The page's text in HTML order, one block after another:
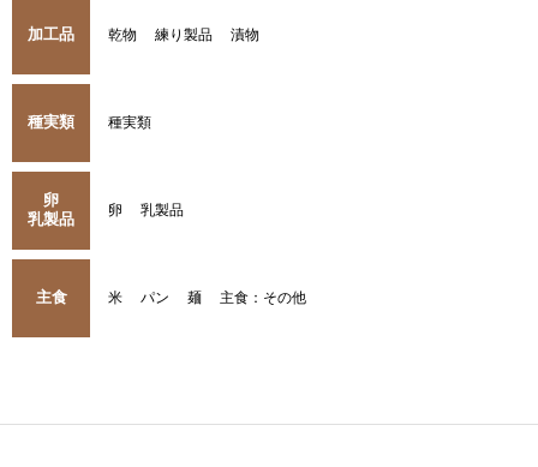
加工品 乾物 練り製品 漬物
種実類 種実類
卵
乳製品
卵 乳製品
主食 米 パン 麺 主食：その他